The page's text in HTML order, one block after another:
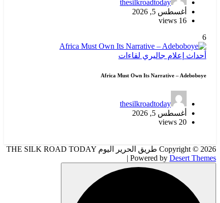
thesilkroadtoday
أغسطس 5, 2026
16 views
6
أحداث إعلام جاليري لقاءات
Africa Must Own Its Narrative – Adeboboye
thesilkroadtoday
أغسطس 5, 2026
20 views
Copyright © 2026 طريق الحرير اليوم THE SILK ROAD TODAY
| Powered by Desert Themes